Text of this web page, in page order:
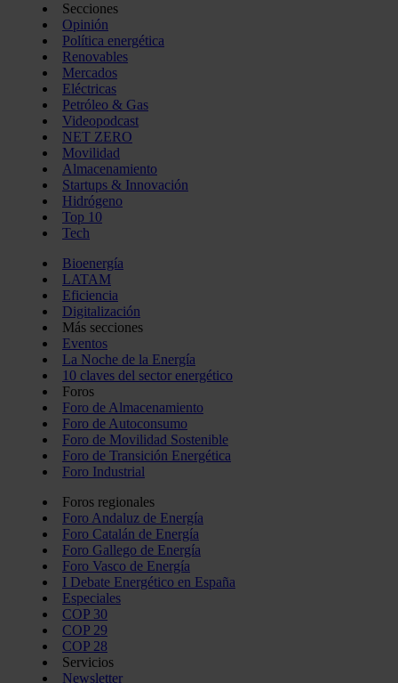
Secciones
Opinión
Política energética
Renovables
Mercados
Eléctricas
Petróleo & Gas
Videopodcast
NET ZERO
Movilidad
Almacenamiento
Startups & Innovación
Hidrógeno
Top 10
Tech
Bioenergía
LATAM
Eficiencia
Digitalización
Más secciones
Eventos
La Noche de la Energía
10 claves del sector energético
Foros
Foro de Almacenamiento
Foro de Autoconsumo
Foro de Movilidad Sostenible
Foro de Transición Energética
Foro Industrial
Foros regionales
Foro Andaluz de Energía
Foro Catalán de Energía
Foro Gallego de Energía
Foro Vasco de Energía
I Debate Energético en España
Especiales
COP 30
COP 29
COP 28
Servicios
Newsletter